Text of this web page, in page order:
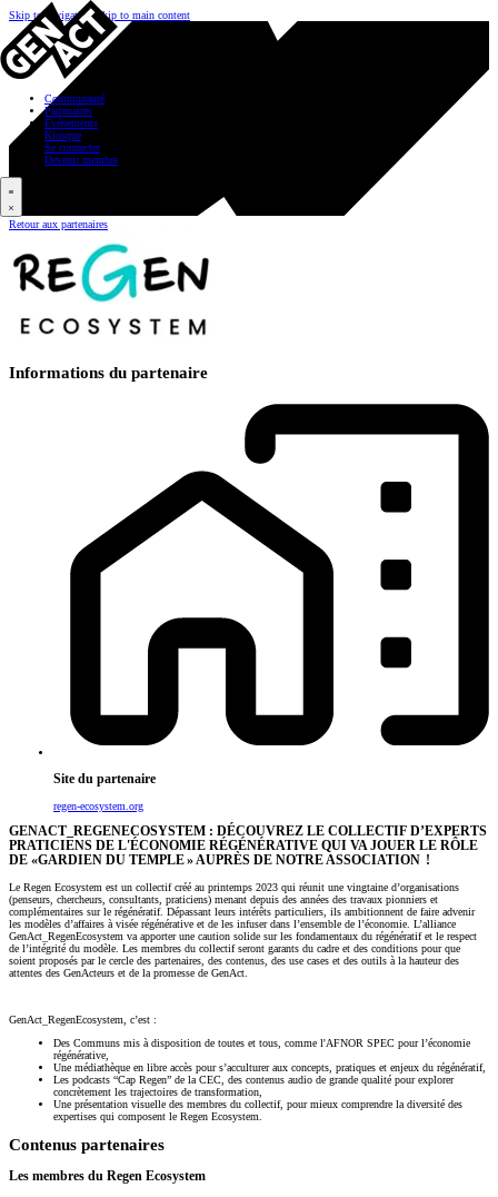
Skip to navigation Skip to main content
Communauté
Partenaires
Événements
Kiosque
Se connecter
Devenir membre
Retour aux partenaires
Informations du partenaire
Site du partenaire
regen-ecosystem.org
GENACT_REGENECOSYSTEM : DÉCOUVREZ LE COLLECTIF D’EXPERTS
PRATICIENS DE L'ÉCONOMIE RÉGÉNÉRATIVE QUI VA JOUER LE RÔLE
DE «GARDIEN DU TEMPLE » AUPRÈS DE NOTRE ASSOCIATION !
Le Regen Ecosystem est un collectif créé au printemps 2023 qui réunit une vingtaine d’organisations
(penseurs, chercheurs, consultants, praticiens) menant depuis des années des travaux pionniers et
complémentaires sur le régénératif. Dépassant leurs intérêts particuliers, ils ambitionnent de faire advenir
les modèles d’affaires à visée régénérative et de les infuser dans l’ensemble de l’économie. L’alliance
GenAct_RegenEcosystem va apporter une caution solide sur les fondamentaux du régénératif et le respect
de l’intégrité du modèle. Les membres du collectif seront garants du cadre et des conditions pour que
soient proposés par le cercle des partenaires, des contenus, des use cases et des outils à la hauteur des
attentes des GenActeurs et de la promesse de GenAct.
GenAct_RegenEcosystem, c’est :
Des Communs mis à disposition de toutes et tous, comme l'AFNOR SPEC pour l’économie
régénérative,
Une médiathèque en libre accès pour s’acculturer aux concepts, pratiques et enjeux du régénératif,
Les podcasts “Cap Regen” de la CEC, des contenus audio de grande qualité pour explorer
concrètement les trajectoires de transformation,
Une présentation visuelle des membres du collectif, pour mieux comprendre la diversité des
expertises qui composent le Regen Ecosystem.
Contenus partenaires
Les membres du Regen Ecosystem